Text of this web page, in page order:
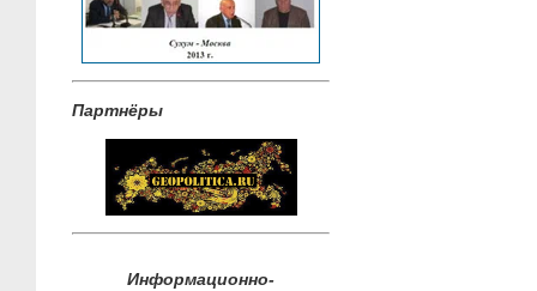
Партнёры
Информационно-